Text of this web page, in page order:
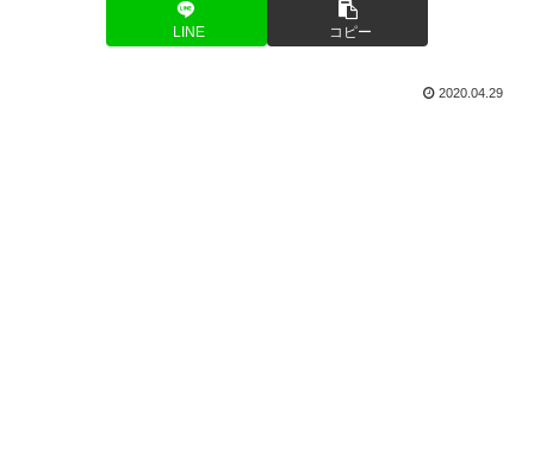
LINE コピー
2020.04.29